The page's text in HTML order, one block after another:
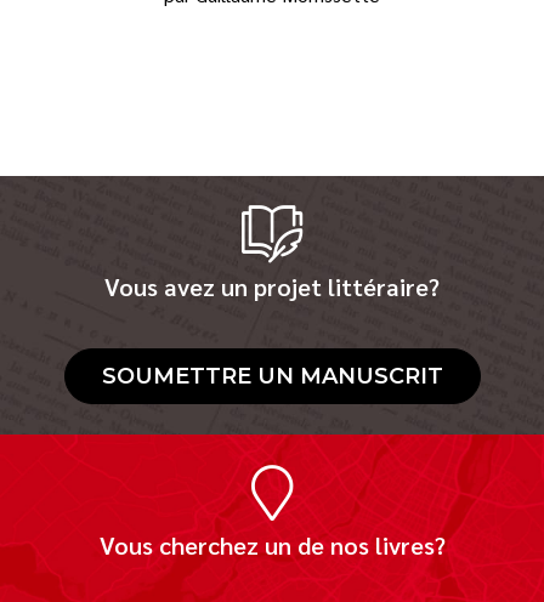
Vous avez un projet littéraire?
SOUMETTRE UN MANUSCRIT
Vous cherchez un de nos livres?